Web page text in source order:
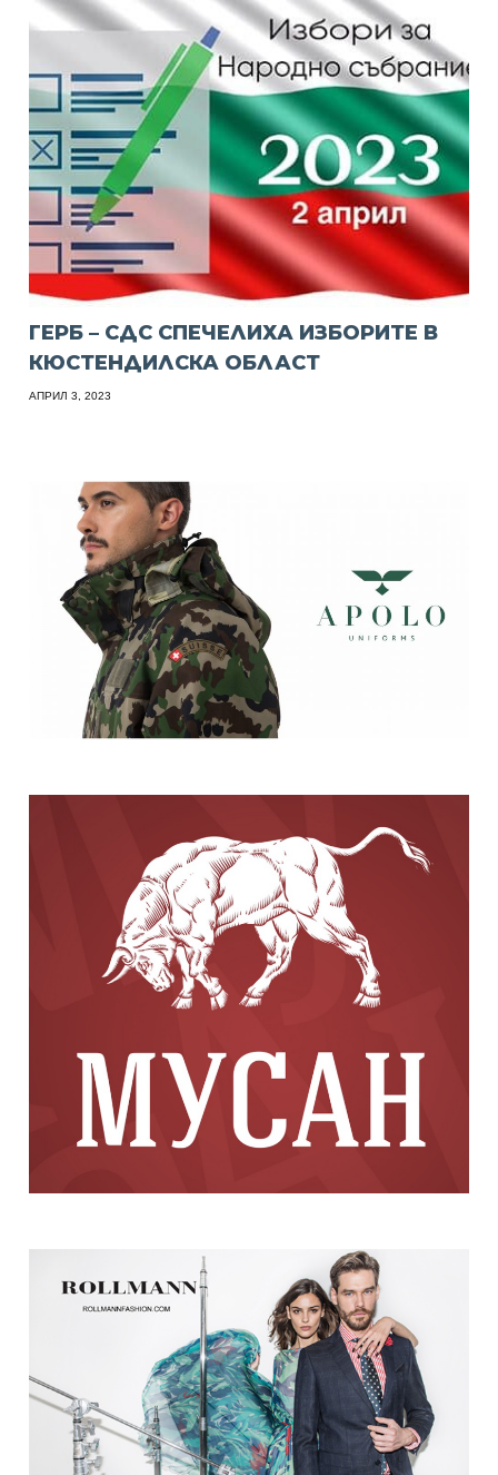
ГЕРБ – СДС СПЕЧЕЛИХА ИЗБОРИТЕ В
КЮСТЕНДИЛСКА ОБЛАСТ
АПРИЛ 3, 2023